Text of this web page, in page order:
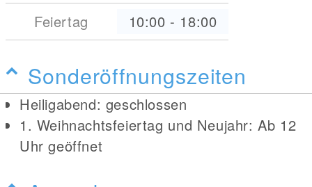
Feiertag
10:00 - 18:00
Sonderöffnungszeiten
Heiligabend: geschlossen
1. Weihnachtsfeiertag und Neujahr: Ab 12
Uhr geöffnet